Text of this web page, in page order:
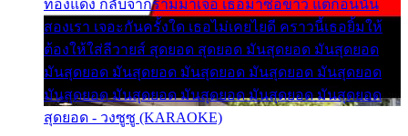
ทองแดง กลับจากรามมาเจอ เธอมาซื้อข้าว แต่ก่อนนั้น
สองเรา เจอะกันครั้งใด เธอไม่เคยไยดี คราวนี้เธอยิ้มให้
ต้องให้ใส่ลีวายส์ สุดยอด สุดยอด มันสุดยอด มันสุดยอด
มันสุดยอด มันสุดยอด มันสุดยอด มันสุดยอด มันสุดยอด
มันสุดยอด มันสุดยอด มันสุดยอด มันสุดยอด มันสุดยอด
สุดยอด - วงซูซู (KARAOKE)